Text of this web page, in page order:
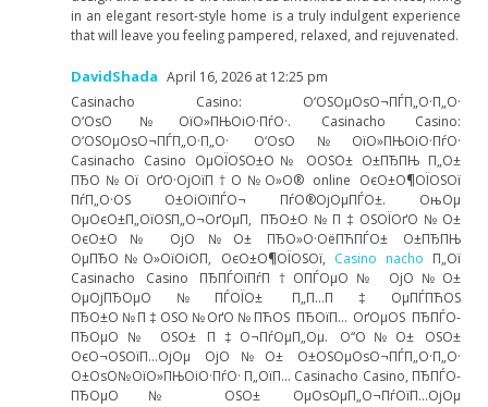
in an elegant resort-style home is a truly indulgent experience
that will leave you feeling pampered, relaxed, and rejuvenated.
DavidShada April 16, 2026 at 12:25 pm
Casinacho Casino: О‘ОЅОµОѕО¬ПЃП„О·П„О·
О‘ОѕО№ОїО»ПЊОіО·ПѓО·. Casinacho Casino:
О‘ОЅОµОѕО¬ПЃП„О·П„О· О‘ОѕО№ОїО»ПЊОіО·ПѓО·
Casinacho Casino ОµОЇОЅО±О№ О­ОЅО± О±ПЂПЊ П„О±
ПЂО№Ої ОґО·ОјОїП†О№О»О® online ОєО±О¶ОЇОЅОї
ПѓП„О·ОЅ О±ОіОїПЃО¬ ПѓО®ОјОµПЃО±. ОњОµ
ОµОєО±П„ОїОЅП„О¬ОґОµП‚ ПЂО±О№П‡ОЅОЇОґО№О±
ОєО±О№ ОјО№О± ПЂО»О·ОёПЋПЃО± О±ПЂПЊ
ОµПЂО№О»ОїОіО­П‚ ОєО±О¶ОЇОЅОї, Casino nacho П„Ої
Casinacho Casino ПЂПЃОїПѓП†О­ПЃОµО№ ОјО№О±
ОµОјПЂОµО№ПЃОЇО± П„П…П‡ОµПЃПЋОЅ
ПЂО±О№П‡ОЅО№ОґО№ПЋОЅ ПЂОїП… ОґОµОЅ ПЂПЃО­
ПЂОµО№ ОЅО± П‡О¬ПѓОµП„Оµ. О“О№О± ОЅО±
ОєО¬ОЅОїП…ОјОµ ОјО№О± О±ОЅОµОѕО¬ПЃП„О·П„О·
О±ОѕО№ОїО»ПЊОіО·ПѓО· П„ОїП… Casinacho Casino, ПЂПЃО­
ПЂОµО№ ОЅО± ОµОѕОµП„О¬ПѓОїП…ОјОµ